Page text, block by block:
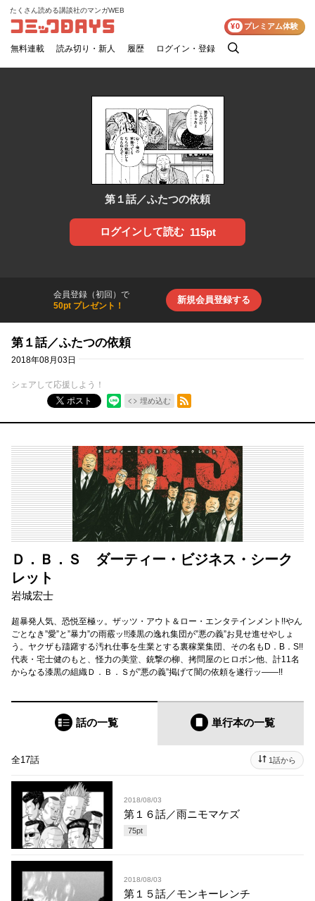
コミックDAYS
たくさん読める講談社のマンガWEB
無料連載 読み切り・新人 履歴 ログイン・登録
検
¥0 プレミアム体験
第１話／ふたつの依頼
ログインして読む 115pt
会員登録（初回）で
50pt プレゼント！
新規会員登録する
第１話／ふたつの依頼
2018年08月03日
シェアして応援しよう！
ポスト
埋め込む
RSSフィード
Ｄ．Ｂ．Ｓ ダーティー・ビジネス・シーク
レット
岩城宏士
超暴発人気、恐悦至極ッ。ザッツ・アウト＆ロー・エンタテインメント!!やん
ごとなき”愛”と”暴力”の雨霰ッ!!漆黒の逸れ集団が”悪の義”お見せ進せやしょ
う。ヤクザも躊躇する汚れ仕事を生業とする裏稼業集団、その名もD．B．S!!
代表・宅士健のもと、怪力の美堂、銃撃の柳、拷問屋のヒロボン他、計11名
からなる漆黒の組織Ｄ．Ｂ．Ｓが”悪の義”掲げて闇の依頼を遂行ッ――!!
話の一覧 単行本の一覧
全17話 1話から
2018/08/03
第１６話／雨ニモマケズ
75pt
2018/08/03
第１５話／モンキーレンチ